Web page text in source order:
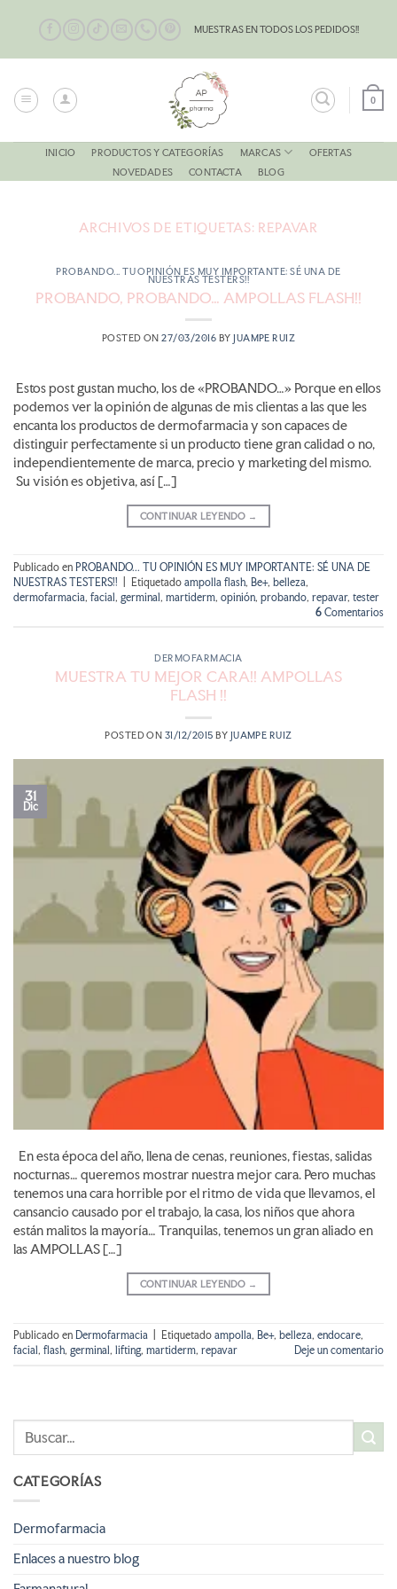
contenido
MUESTRAS EN TODOS LOS PEDIDOS!!
0
INICIO PRODUCTOS Y CATEGORÍAS MARCAS
OFERTAS
NOVEDADES
CONTACTA BLOG
ARCHIVOS DE ETIQUETAS: REPAVAR
PROBANDO... TU OPINIÓN ES MUY IMPORTANTE: SÉ UNA DE
NUESTRAS TESTERS!!
PROBANDO, PROBANDO… AMPOLLAS FLASH!!
POSTED ON27/03/2016 BYJUAMPE RUIZ
Estos post gustan mucho, los de «PROBANDO…» Porque en ellos
podemos ver la opinión de algunas de mis clientas a las que les
encanta los productos de dermofarmacia y son capaces de
distinguir perfectamente si un producto tiene gran calidad o no,
independientemente de marca, precio y marketing del mismo.
Su visión es objetiva, así […]
CONTINUAR LEYENDO →
Publicado en PROBANDO... TU OPINIÓN ES MUY IMPORTANTE: SÉ UNA DE
NUESTRAS TESTERS!!
Etiquetado ampolla flash, Be+, belleza,
dermofarmacia, facial, germinal, martiderm, opinión, probando, repavar, tester
6 Comentarios
DERMOFARMACIA
MUESTRA TU MEJOR CARA!! AMPOLLAS
FLASH !!
POSTED ON 31/12/2015 BY JUAMPE RUIZ
31
Dic
En esta época del año, llena de cenas, reuniones, fiestas, salidas
nocturnas… queremos mostrar nuestra mejor cara. Pero muchas
tenemos una cara horrible por el ritmo de vida que llevamos, el
cansancio causado por el trabajo, la casa, los niños que ahora
están malitos la mayoría… Tranquilas, tenemos un gran aliado en
las AMPOLLAS […]
CONTINUAR LEYENDO →
Publicado en Dermofarmacia Etiquetado ampolla, Be+, belleza, endocare,
facial, flash, germinal, lifting, martiderm, repavar Deje un comentario
CATEGORÍAS
Dermofarmacia
Enlaces a nuestro blog